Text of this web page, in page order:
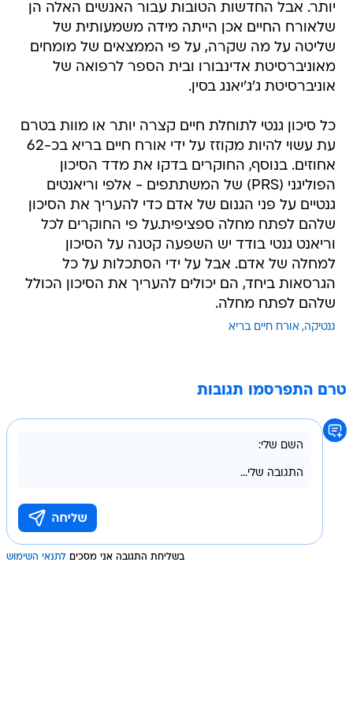
יותר. אבל החדשות הטובות עבור האנשים האלה הן
שלאורח החיים אכן הייתה מידה משמעותית של
שליטה על מה שקרה, על פי הממצאים של מומחים
מאוניברסיטת אדינבורו ובית הספר לרפואה של
אוניברסיטת ג'ג'יאנג בסין.
כל סיכון גנטי לתוחלת חיים קצרה יותר או מוות בטרם
עת עשוי להיות מקוזז על ידי אורח חיים בריא בכ-62
אחוזים. בנוסף, החוקרים בדקו את מדד הסיכון
הפוליגני (PRS) של המשתתפים - אלפי וריאנטים
גנטיים על פני הגנום של אדם כדי להעריך את הסיכון
שלהם לפתח מחלה ספציפית.על פי החוקרים לכל
וריאנט גנטי בודד יש השפעה קטנה על הסיכון
למחלה של אדם. אבל על ידי הסתכלות על כל
הגרסאות ביחד, הם יכולים להעריך את הסיכון הכולל
שלהם לפתח מחלה.
גנטיקה אורח חיים בריא
טרם התפרסמו תגובות
בשליחת התגובה אני מסכים לתנאי השימוש